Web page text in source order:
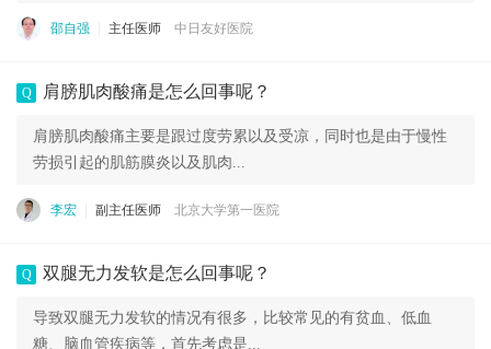
邵自强 主任医师 中日友好医院
Q 肩膀肌肉酸痛是怎么回事呢？
肩膀肌肉酸痛主要是跟过度劳累以及受凉，同时也是由于慢性
劳损引起的肌筋膜炎以及肌肉...
李宏 副主任医师 北京大学第一医院
Q 双腿无力发软是怎么回事呢？
导致双腿无力发软的情况有很多，比较常见的有贫血、低血
糖、脑血管疾病等，首先考虑是...